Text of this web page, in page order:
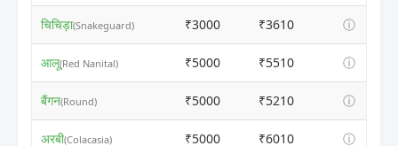
चिचिड़ा(Snakeguard) ₹3000 ₹3610 ⓘ
आलू(Red Nanital) ₹5000 ₹5510 ⓘ
बैंगन(Round) ₹5000 ₹5210 ⓘ
अरबी(Colacasia) ₹5000 ₹6010 ⓘ